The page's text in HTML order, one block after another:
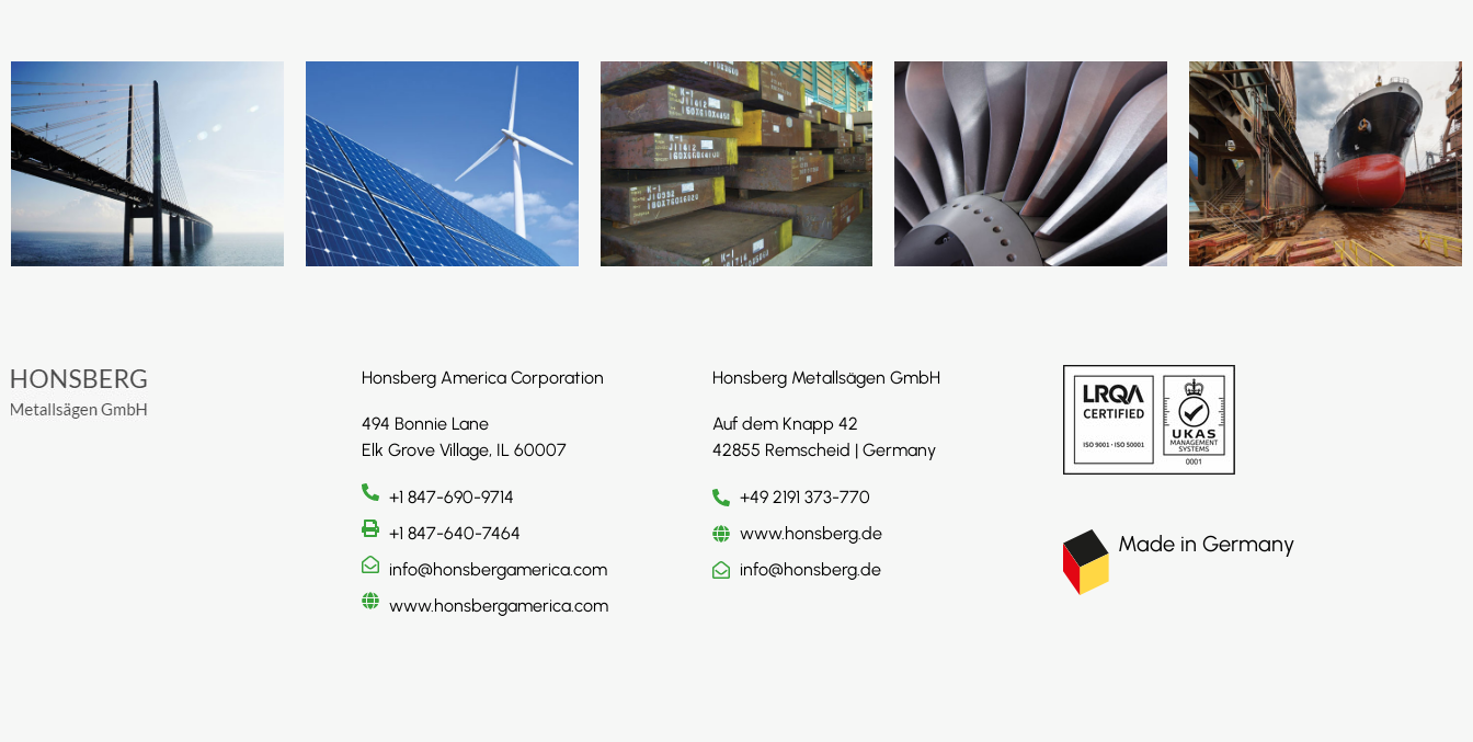
Honsberg America Corporation
494 Bonnie Lane
Elk Grove Village, IL 60007
+1 847-690-9714
+1 847-640-7464
info@honsbergamerica.com
www.honsbergamerica.com
Honsberg Metallsägen GmbH
Auf dem Knapp 42
42855 Remscheid | Germany
+49 2191 373-770
www.honsberg.de
info@honsberg.de
Made in Germany